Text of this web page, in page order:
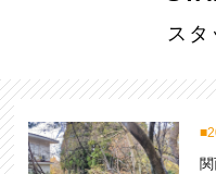
スタ